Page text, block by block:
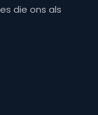
die ons als